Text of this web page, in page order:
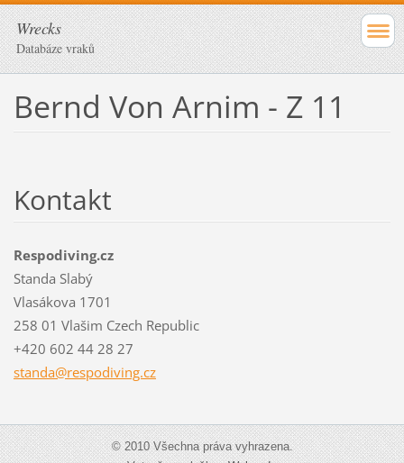
Wrecks
Databáze vraků
Bernd Von Arnim - Z 11
Kontakt
Respodiving.cz
Standa Slabý
Vlasákova 1701
258 01 Vlašim Czech Republic
+420 602 44 28 27
standa@respodiving.cz
© 2010 Všechna práva vyhrazena.